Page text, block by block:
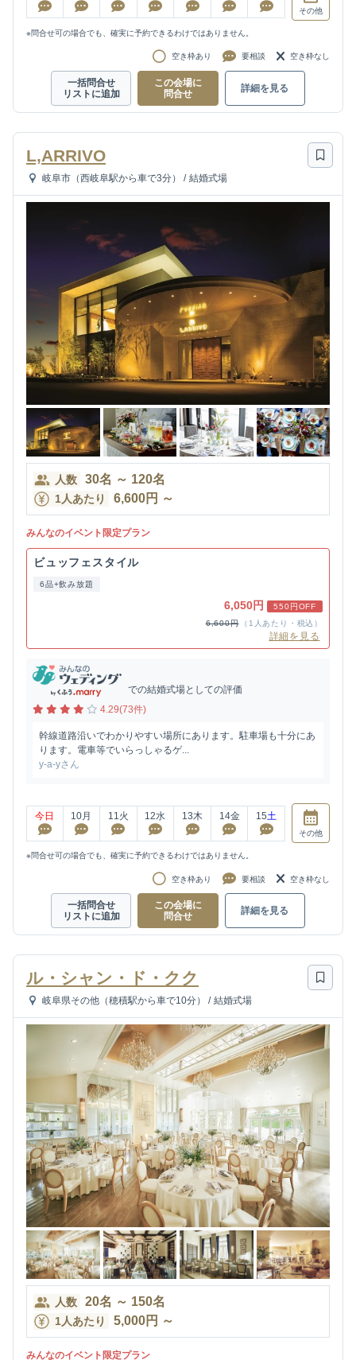
その他
※問合せ可の場合でも、確実に予約できるわけではありません。
空き枠あり 要相談 空き枠なし
一括問合せ
リストに追加
この会場に
問合せ
詳細を見る
L,ARRIVO
岐阜市（西岐阜駅から車で3分） / 結婚式場
人数 30名 ～ 120名
1人あたり 6,600円 ～
みんなのイベント限定プラン
ビュッフェスタイル
6品+飲み放題
6,050円
550円OFF
6,600円
（1人あたり・税込）
詳細を見る
での結婚式場としての評価
4.29(73件)
幹線道路沿いでわかりやすい場所にあります。駐車場も十分にあ
ります。電車等でいらっしゃるゲ...
y-a-yさん
今日 10月 11 火 12水 13木 14金 15土
その他
※問合せ可の場合でも、確実に予約できるわけではありません。
空き枠あり 要相談 空き枠なし
一括問合せ
リストに追加
この会場に
問合せ
詳細を見る
ル・シャン・ド・クク
岐阜県その他（穂積駅から車で10分） / 結婚式場
人数 20名 ～ 150名
1人あたり 5,000円 ～
みんなのイベント限定プラン